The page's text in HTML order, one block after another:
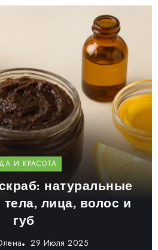
И КРАСОТА
натуральные
лица, волос и
губ
29 Июля 2025